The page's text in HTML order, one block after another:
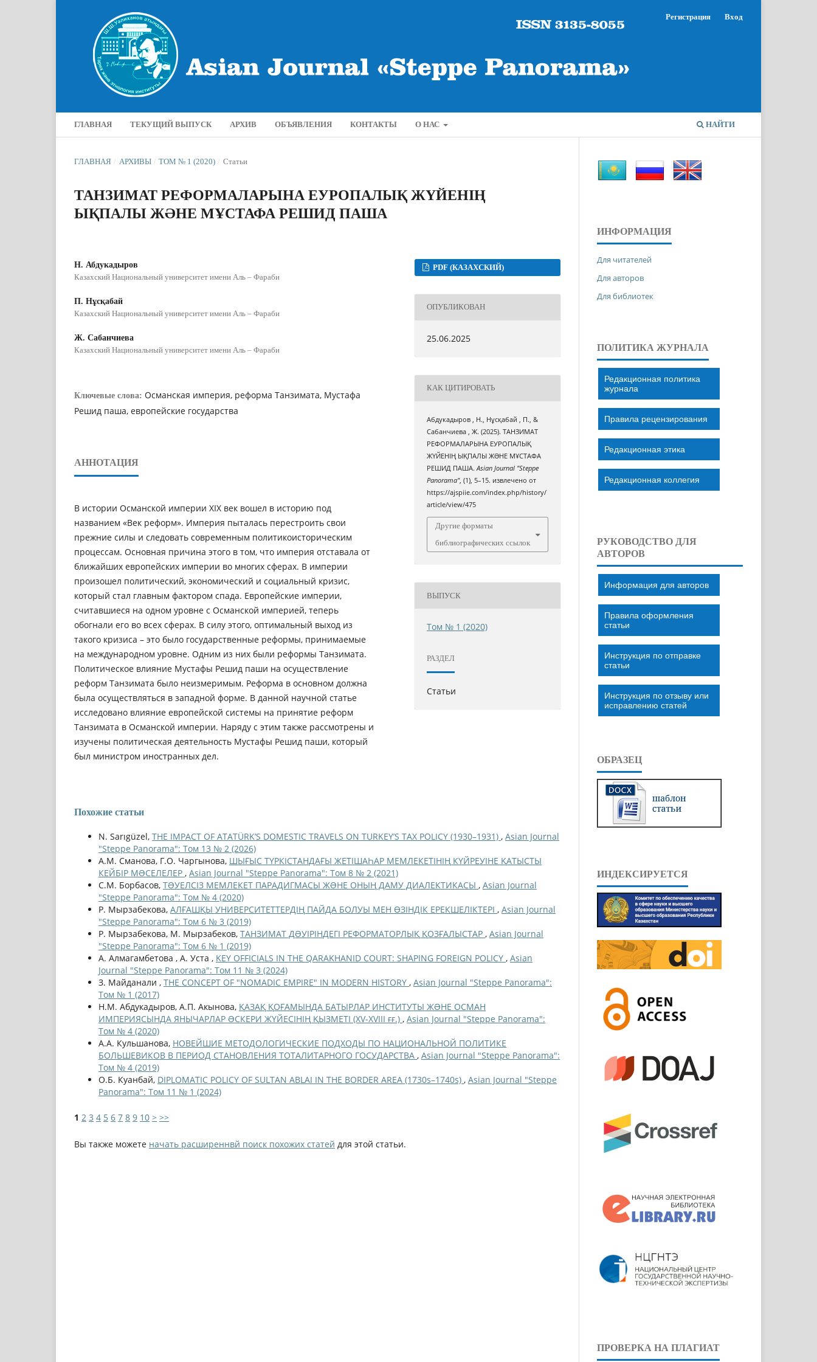
ГЛАВНАЯ ТЕКУЩИЙ ВЫПУСК АРХИВ ОБЪЯВЛЕНИЯ КОНТАКТЫ О НАС НАЙТИ
Регистрация Вход
ГЛАВНАЯ / АРХИВЫ / ТОМ № 1 (2020) / Статьи
ТАНЗИМАТ РЕФОРМАЛАРЫНА ЕУРОПАЛЫҚ ЖҮЙЕНІҢ
ЫҚПАЛЫ ЖƏНЕ МҰСТАФА РЕШИД ПАША
Н. Абдукадыров
Казахский Национальный университет имени Аль – Фараби
П. Нұсқабай
Казахский Национальный университет имени Аль – Фараби
Ж. Сабанчиева
Казахский Национальный университет имени Аль – Фараби
Ключевые слова: Османская империя, реформа Танзимата, Мустафа
Решид паша, европейские государства
АННОТАЦИЯ
В истории Османской империи ХІХ век вошел в историю под
названием «Век реформ». Империя пыталась перестроить свои
прежние силы и следовать современным политикоисторическим
процессам. Основная причина этого в том, что империя отставала от
ближайших европейских империи во многих сферах. В империи
произошел политический, экономический и социальный кризис,
который стал главным фактором спада. Европейские империи,
считавшиеся на одном уровне с Османской империей, теперь
обогнали его во всех сферах. В силу этого, оптимальный выход из
такого кризиса – это было государственные реформы, принимаемые
на международном уровне. Одним из них были реформы Танзимата.
Политическое влияние Мустафы Решид паши на осуществление
реформ Танзимата было неизмеримым. Реформа в основном должна
была осуществляться в западной форме. В данной научной статье
исследовано влияние европейской системы на принятие реформ
Танзимата в Османской империи. Наряду с этим также рассмотрены и
изучены политическая деятельность Мустафы Решид паши, который
был министром иностранных дел.
PDF (КАЗАХСКИЙ)
ОПУБЛИКОВАН
25.06.2025
КАК ЦИТИРОВАТЬ
Абдукадыров , Н., Нұсқабай , П., &
Сабанчиева , Ж. (2025). ТАНЗИМАТ
РЕФОРМАЛАРЫНА ЕУРОПАЛЫҚ
ЖҮЙЕНІҢ ЫҚПАЛЫ ЖƏНЕ МҰСТАФА
РЕШИД ПАША.Asian Journal "Steppe
Panorama", (1), 5–15. извлечено от
https://ajspiie.com/index.php/history/
article/view/475
Другие форматы
библиографических ссылок
ВЫПУСК
Том № 1 (2020)
РАЗДЕЛ
Статьи
Похожие статьи
N. Sarıgüzel, THE IMPACT OF ATATÜRK’S DOMESTIC TRAVELS ON TURKEY’S TAX POLICY (1930–1931) , Asian Journal
"Steppe Panorama": Том 13 № 2 (2026)
А.М. Сманова, Г.О. Чаргынова, ШЫҒЫС ТҮРКІСТАНДАҒЫ ЖЕТІШАҺАР МЕМЛЕКЕТІНІҢ КҮЙРЕУІНЕ ҚАТЫСТЫ
КЕЙБІР МƏСЕЛЕЛЕР , Asian Journal "Steppe Panorama": Том 8 № 2 (2021)
С.М. Борбасов, ТƏУЕЛСІЗ МЕМЛЕКЕТ ПАРАДИГМАСЫ ЖƏНЕ ОНЫҢ ДАМУ ДИАЛЕКТИКАСЫ , Asian Journal
"Steppe Panorama": Том № 4 (2020)
Р. Мырзабекова, АЛҒАШҚЫ УНИВЕРСИТЕТТЕРДІҢ ПАЙДА БОЛУЫ МЕН ӨЗІНДІК ЕРЕКШЕЛІКТЕРІ , Asian Journal
"Steppe Panorama": Том 6 № 3 (2019)
Р. Мырзабекова, М. Мырзабеков, ТАНЗИМАТ ДƏУІРІНДЕГІ РЕФОРМАТОРЛЫҚ ҚОЗҒАЛЫСТАР , Asian Journal
"Steppe Panorama": Том 6 № 1 (2019)
А. Алмагамбетова , А. Уста , KEY OFFICIALS IN THE QARAKHANID COURT: SHAPING FOREIGN POLICY , Asian
Journal "Steppe Panorama": Том 11 № 3 (2024)
З. Майданали , THE CONCEPT OF "NOMADIC EMPIRE" IN MODERN HISTORY , Asian Journal "Steppe Panorama":
Том № 1 (2017)
Н.М. Абдукадыров, А.П. Акынова, ҚАЗАҚ ҚОҒАМЫНДА БАТЫРЛАР ИНСТИТУТЫ ЖƏНЕ ОСМАН
ИМПЕРИЯСЫНДА ЯНЫЧАРЛАР ƏСКЕРИ ЖҮЙЕСІНІҢ ҚЫЗМЕТІ (XV-XVIII ғғ.) , Asian Journal "Steppe Panorama":
Том № 4 (2020)
А.А. Кульшанова, НОВЕЙШИЕ МЕТОДОЛОГИЧЕСКИЕ ПОДХОДЫ ПО НАЦИОНАЛЬНОЙ ПОЛИТИКЕ
БОЛЬШЕВИКОВ В ПЕРИОД СТАНОВЛЕНИЯ ТОТАЛИТАРНОГО ГОСУДАРСТВА , Asian Journal "Steppe Panorama":
Том № 4 (2019)
О.Б. Куанбай, DIPLOMATIC POLICY OF SULTAN ABLAI IN THE BORDER AREA (1730s–1740s) , Asian Journal "Steppe
Panorama": Том 11 № 1 (2024)
1 2 3 4 5 6 7 8 9 10 > >>
Вы также можете начать расширеннвй поиск похожих статей для этой статьи.
ИНФОРМАЦИЯ
Для читателей
Для авторов
Для библиотек
ПОЛИТИКА ЖУРНАЛА
Редакционная политика
журнала
Правила рецензирования
Редакционная этика
Редакционная коллегия
РУКОВОДСТВО ДЛЯ
АВТОРОВ
Информация для авторов
Правила оформления
статьи
Инструкция по отправке
статьи
Инструкция по отзыву или
исправлению статей
ОБРАЗЕЦ
ИНДЕКСИРУЕТСЯ
ПРОВЕРКА НА ПЛАГИАТ